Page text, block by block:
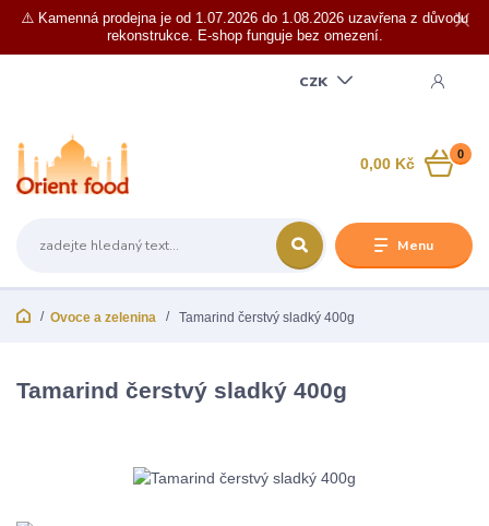
⚠️ Kamenná prodejna je od 1.07.2026 do 1.08.2026 uzavřena z důvodu
rekonstrukce. E-shop funguje bez omezení.
Menu
CZK
0
0,00 Kč
Ovoce a zelenina Tamarind čerstvý sladký 400g
Tamarind čerstvý sladký 400g